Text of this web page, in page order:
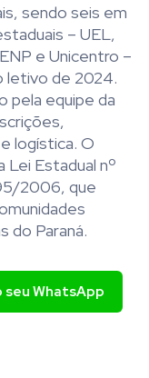
sendo seis em
– UEL,
e Unicentro –
letivo de 2024.
pela equipe da
logística. O
Lei Estadual nº
2006, que
do Paraná.
seu WhatsApp